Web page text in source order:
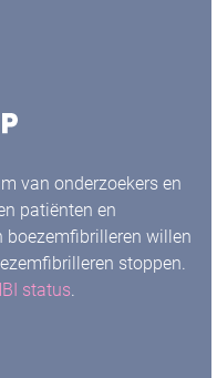
van onderzoekers en
patiënten en
boezemfibrilleren willen
stoppen.
status.